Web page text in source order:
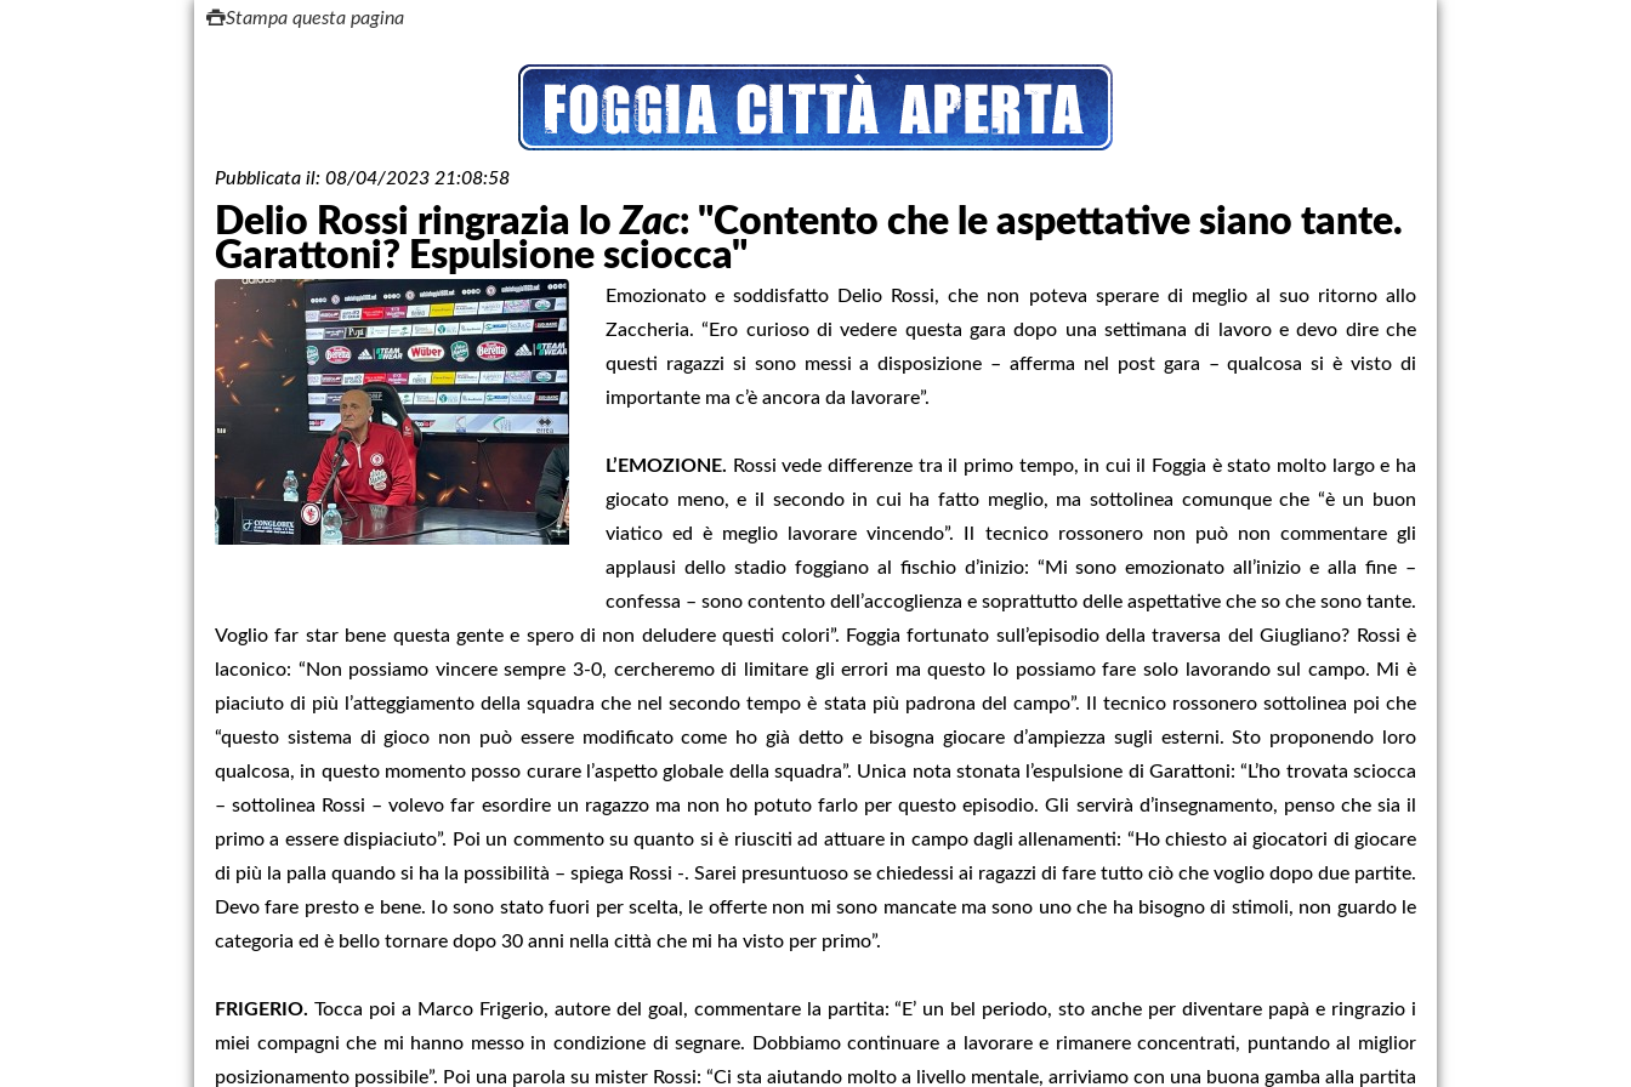
Stampa questa pagina
Pubblicata il: 08/04/2023 21:08:58
Delio Rossi ringrazia loZac: "Contento che le aspettative siano tante.
Garattoni? Espulsione sciocca"
Emozionato e soddisfatto Delio Rossi, che non poteva sperare di meglio al suo ritorno allo
Zaccheria. “Ero curioso di vedere questa gara dopo una settimana di lavoro e devo dire che
questi ragazzi si sono messi a disposizione – afferma nel post gara – qualcosa si è visto di
importante ma c’è ancora da lavorare”.
L’EMOZIONE. Rossi vede differenze tra il primo tempo, in cui il Foggia è stato molto largo e ha
giocato meno, e il secondo in cui ha fatto meglio, ma sottolinea comunque che “è un buon
viatico ed è meglio lavorare vincendo”. Il tecnico rossonero non può non commentare gli
applausi dello stadio foggiano al fischio d’inizio: “Mi sono emozionato all’inizio e alla fine –
confessa – sono contento dell’accoglienza e soprattutto delle aspettative che so che sono tante.
Voglio far star bene questa gente e spero di non deludere questi colori”. Foggia fortunato sull’episodio della traversa del Giugliano? Rossi è
laconico: “Non possiamo vincere sempre 3-0, cercheremo di limitare gli errori ma questo lo possiamo fare solo lavorando sul campo. Mi è
piaciuto di più l’atteggiamento della squadra che nel secondo tempo è stata più padrona del campo”. Il tecnico rossonero sottolinea poi che
“questo sistema di gioco non può essere modificato come ho già detto e bisogna giocare d’ampiezza sugli esterni. Sto proponendo loro
qualcosa, in questo momento posso curare l’aspetto globale della squadra”. Unica nota stonata l’espulsione di Garattoni: “L’ho trovata sciocca
– sottolinea Rossi – volevo far esordire un ragazzo ma non ho potuto farlo per questo episodio. Gli servirà d’insegnamento, penso che sia il
primo a essere dispiaciuto”. Poi un commento su quanto si è riusciti ad attuare in campo dagli allenamenti: “Ho chiesto ai giocatori di giocare
di più la palla quando si ha la possibilità – spiega Rossi -. Sarei presuntuoso se chiedessi ai ragazzi di fare tutto ciò che voglio dopo due partite.
Devo fare presto e bene. Io sono stato fuori per scelta, le offerte non mi sono mancate ma sono uno che ha bisogno di stimoli, non guardo le
categoria ed è bello tornare dopo 30 anni nella città che mi ha visto per primo”.
FRIGERIO. Tocca poi a Marco Frigerio, autore del goal, commentare la partita: “E’ un bel periodo, sto anche per diventare papà e ringrazio i
miei compagni che mi hanno messo in condizione di segnare. Dobbiamo continuare a lavorare e rimanere concentrati, puntando al miglior
posizionamento possibile”. Poi una parola su mister Rossi: “Ci sta aiutando molto a livello mentale, arriviamo con una buona gamba alla partita